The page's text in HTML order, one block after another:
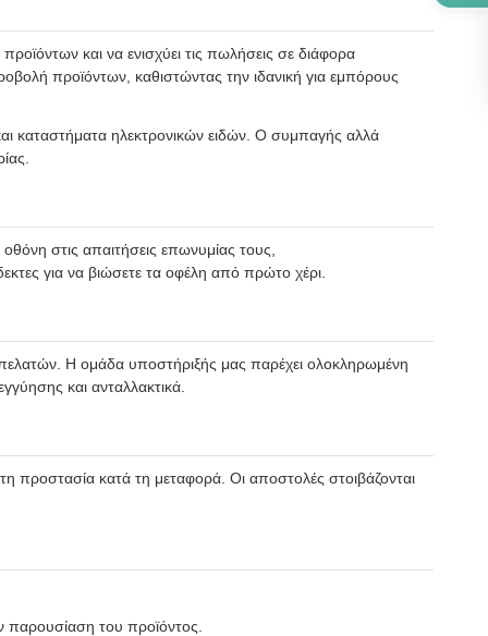
και να ενισχύει τις πωλήσεις σε διάφορα
προϊόντων, καθιστώντας την ιδανική για εμπόρους
καταστήματα ηλεκτρονικών ειδών. Ο συμπαγής αλλά
στις απαιτήσεις επωνυμίας τους,
για να βιώσετε τα οφέλη από πρώτο χέρι.
πελατών. Η ομάδα υποστήριξής μας παρέχει ολοκληρωμένη
και ανταλλακτικά.
προστασία κατά τη μεταφορά. Οι αποστολές στοιβάζονται
παρουσίαση του προϊόντος.